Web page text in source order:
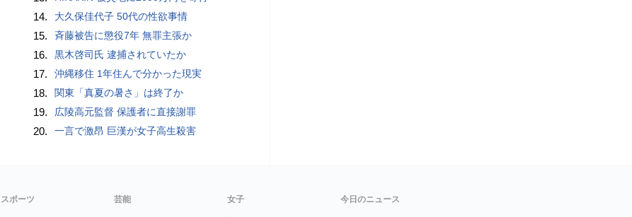
14. 大久保佳代子 50代の性欲事情
15. 斉藤被告に懲役7年 無罪主張か
16. 黒木啓司氏 逮捕されていたか
17. 沖縄移住 1年住んで分かった現実
18. 関東「真夏の暑さ」は終了か
19. 広陵高元監督 保護者に直接謝罪
20. 一言で激昂 巨漢が女子高生殺害
スポーツ 芸能 女子 今日のニュース